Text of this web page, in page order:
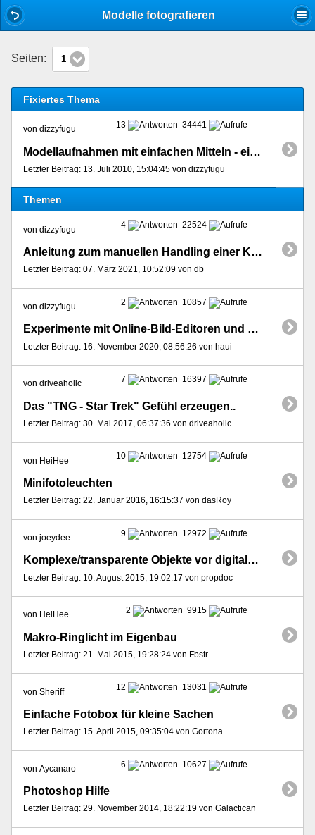
Modelle fotografieren
Seiten: 1
Fixiertes Thema
von dizzyfugu 13 34441
Modellaufnahmen mit einfachen Mitteln - eine kleine Anleitung
Letzter Beitrag: 13. Juli 2010, 15:04:45 von dizzyfugu
Themen
von dizzyfugu 4 22524
Anleitung zum manuellen Handling einer Kamera für Modell-Aufnahmen
Letzter Beitrag: 07. März 2021, 10:52:09 von db
von dizzyfugu 2 10857
Experimente mit Online-Bild-Editoren und deren Filter
Letzter Beitrag: 16. November 2020, 08:56:26 von haui
von driveaholic 7 16397
Das "TNG - Star Trek" Gefühl erzeugen..
Letzter Beitrag: 30. Mai 2017, 06:37:36 von driveaholic
von HeiHee 10 12754
Minifotoleuchten
Letzter Beitrag: 22. Januar 2016, 16:15:37 von dasRoy
von joeydee 9 12972
Komplexe/transparente Objekte vor digitalen Hintergründen freistellen
Letzter Beitrag: 10. August 2015, 19:02:17 von propdoc
von HeiHee 2 9915
Makro-Ringlicht im Eigenbau
Letzter Beitrag: 21. Mai 2015, 19:28:24 von Fbstr
von Sheriff 12 13031
Einfache Fotobox für kleine Sachen
Letzter Beitrag: 15. April 2015, 09:35:04 von Gortona
von Aycanaro 6 10627
Photoshop Hilfe
Letzter Beitrag: 29. November 2014, 18:22:19 von Galactican